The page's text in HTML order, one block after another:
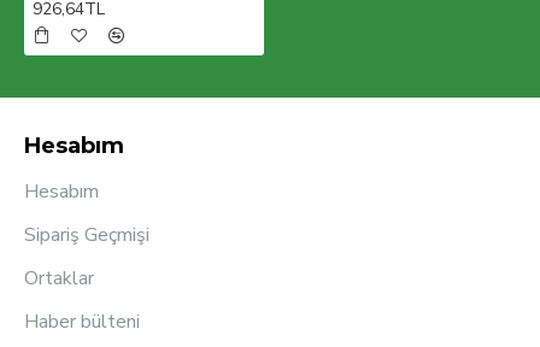
kısa sürede 100 ülkede aktif olarak ürünlerimizi
müşterilerimizin beğenisine sunmaktır.
926,64TL
Hesabım
Hesabım
Sipariş Geçmişi
Ortaklar
Haber bülteni